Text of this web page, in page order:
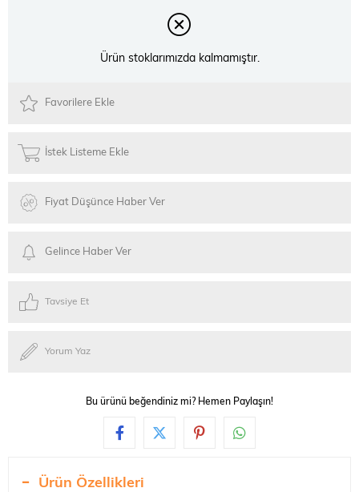
Ürün stoklarımızda kalmamıştır.
Favorilere Ekle
İstek Listeme Ekle
Fiyat Düşünce Haber Ver
Gelince Haber Ver
Tavsiye Et
Yorum Yaz
Bu ürünü beğendiniz mi? Hemen Paylaşın!
Ürün Özellikleri